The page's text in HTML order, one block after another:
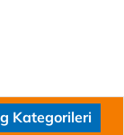
Kategorileri